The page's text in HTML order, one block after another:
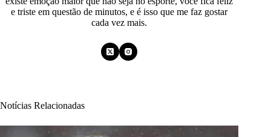
e triste em questão de minutos, e é isso que me faz gostar
cada vez mais.
Notícias Relacionadas